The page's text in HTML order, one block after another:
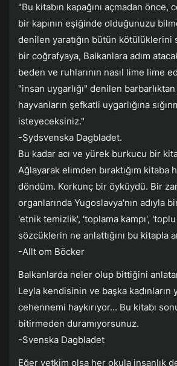
"Bu kitabın kapağını açmadan önce,
bir kapının eşiğinde olduğunuzu
denilen yaratığın bütün kötülüklerini
bir coğrafyaya, Balkanlara adım
beden ve ruhlarının nasıl lime lime
"insan uygarlığı" denilen
hayvanların şefkatli uygarlığına
isteyeceksiniz."
-Sydsvenska Dagbladet.
Bu kadar acı ve yürek burkucu bir
Ağlayarak elimden bıraktığım
döndüm. Korkunç bir öyküydü. Bir
organlarında Yugoslavya'nın adıyla
'etnik temizlik', 'toplama kampı',
sözcüklerin ne anlattığını bu kitapla
-Allt om Böcker
Balkanlarda neler olup bittiğini
Leyla kendisinin ve başka kadınların
cehennemi haykırıyor... Bu kitabı
bitirmeden duramıyorsunuz.
-Svenska Dagbladet
Eğer yetkim olsa her okula insanlık